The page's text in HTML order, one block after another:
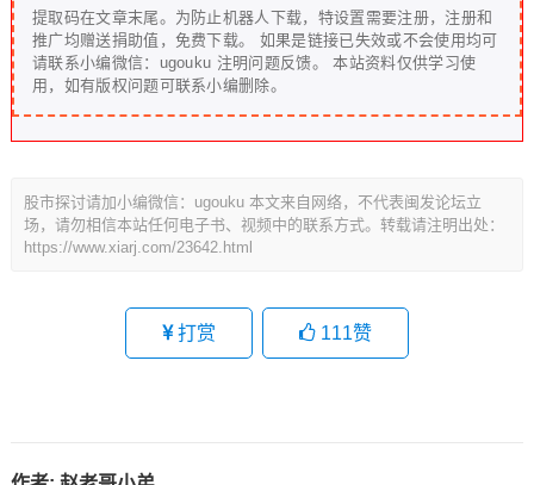
提取码在文章末尾。为防止机器人下载，特设置需要注册，注册和
推广均赠送捐助值，免费下载。 如果是链接已失效或不会使用均可
请联系小编微信：ugouku 注明问题反馈。 本站资料仅供学习使
用，如有版权问题可联系小编删除。
股市探讨请加小编微信：ugouku 本文来自网络，不代表闽发论坛立
场，请勿相信本站任何电子书、视频中的联系方式。转载请注明出处：
https://www.xiarj.com/23642.html
打赏 111赞